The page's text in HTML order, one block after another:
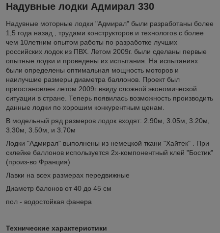
Надувные лодки Адмирал 330
Надувные моторные лодки "Адмирал" были разработаны более
1,5 года назад , трудами конструкторов и технологов с более
чем 10летним опытом работы по разработке лучших
российских лодок из ПВХ. Летом 2009г. были сделаны первые
опытные лодки и проведены их испытания. На испытаниях
были определены оптимальная мощность моторов и
наилучшие размеры диаметра баллонов. Проект был
приостановлен летом 2009г ввиду сложной экономической
ситуации в стране. Теперь появилась возможность производить
данные лодки по хорошим конкурентным ценам.
В модельный ряд размеров лодок входят: 2.90м, 3.05м, 3.20м,
3.30м, 3.50м, и 3.70м
Лодки "Адмирал" выполнены из немецкой ткани "Хайтек" . При
склейке баллонов используется 2х-компонентный клей "Бостик"
(произ-во Франция)
Лавки на всех размерах передвижные
Диаметр балонов от 40 до 45 см
пол - водостойкая фанера
Технические характеристики